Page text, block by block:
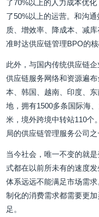
了70%以上的人力成本优
了50%以上的运营。和沟
质、增效率、降成本、减
准时达供应链管理BPO的核
此外，与国内传统供应链
供应链服务网络和资源遍
本、韩国、越南、印度、
地，拥有1500多条国际海
米，境外跨境中转站110个
局的供应链管理服务公司之
当今社会，唯一不变的就
式都在以前所未有的速度
体系远远不能满足市场需
制化的消费需求都需要更
足。